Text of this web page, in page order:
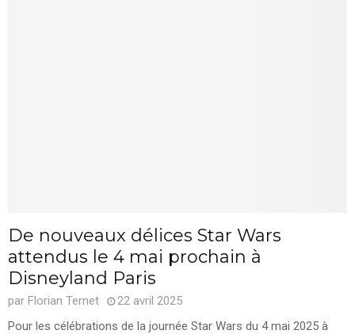
De nouveaux délices Star Wars
attendus le 4 mai prochain à
Disneyland Paris
par Florian Ternet
22 avril 2025
Pour les célébrations de la journée Star Wars du 4 mai 2025 à